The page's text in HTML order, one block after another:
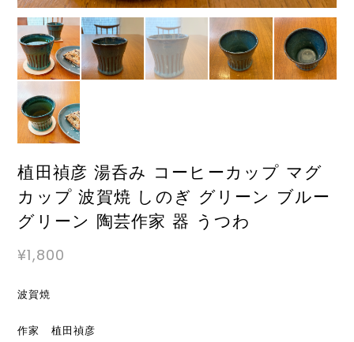
植田禎彦 湯呑み コーヒーカップ マグ
カップ 波賀焼 しのぎ グリーン ブルー
グリーン 陶芸作家 器 うつわ
¥1,800
波賀焼
作家 植田禎彦